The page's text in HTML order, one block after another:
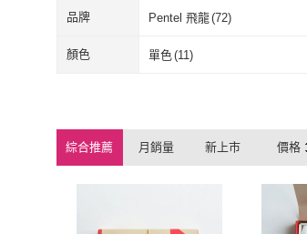
品牌 Pentel 飛龍(72)
Faber-Castell
Pentel 飛龍
顏色 單色(11)
36色(15)
綜合推薦 月銷量 新上市 價格